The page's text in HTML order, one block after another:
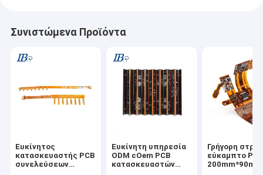
Συνιστώμενα Προϊόντα
Ευκίνητος
κατασκευαστής PCB
συνελεύσεων
Ευκίνητη υπηρεσία
ODM cOem PCB
κατασκευαστών
Γρήγορη
εύκαμπτο